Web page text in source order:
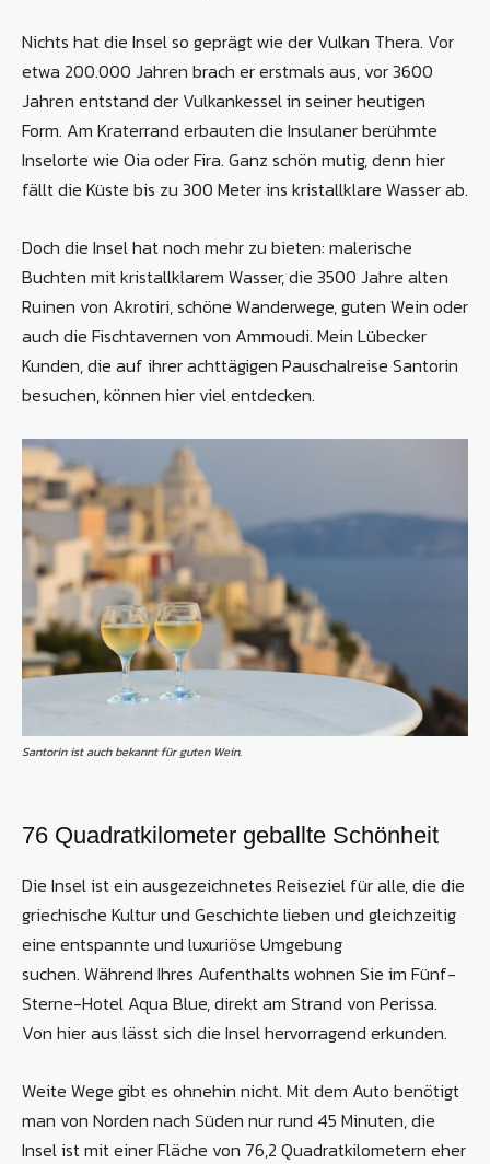
Nichts hat die Insel so geprägt wie der Vulkan Thera. Vor
etwa 200.000 Jahren brach er erstmals aus, vor 3600
Jahren entstand der Vulkankessel in seiner heutigen
Form. Am Kraterrand erbauten die Insulaner berühmte
Inselorte wie Oia oder Fira. Ganz schön mutig, denn hier
fällt die Küste bis zu 300 Meter ins kristallklare Wasser ab.
Doch die Insel hat noch mehr zu bieten: malerische
Buchten mit kristallklarem Wasser, die 3500 Jahre alten
Ruinen von Akrotiri, schöne Wanderwege, guten Wein oder
auch die Fischtavernen von Ammoudi. Mein Lübecker
Kunden, die auf ihrer achttägigen Pauschalreise Santorin
besuchen, können hier viel entdecken.
Santorin ist auch bekannt für guten Wein.
76 Quadratkilometer geballte Schönheit
Die Insel ist ein ausgezeichnetes Reiseziel für alle, die die
griechische Kultur und Geschichte lieben und gleichzeitig
eine entspannte und luxuriöse Umgebung
suchen. Während Ihres Aufenthalts wohnen Sie im Fünf-
Sterne-Hotel Aqua Blue, direkt am Strand von Perissa.
Von hier aus lässt sich die Insel hervorragend erkunden.
Weite Wege gibt es ohnehin nicht. Mit dem Auto benötigt
man von Norden nach Süden nur rund 45 Minuten, die
Insel ist mit einer Fläche von 76,2 Quadratkilometern eher